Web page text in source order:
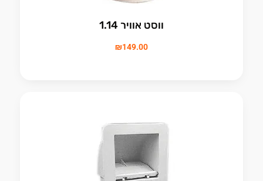
ווסט אוויר 1.14
₪149.00